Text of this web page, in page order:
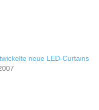
neue LED-Curtains